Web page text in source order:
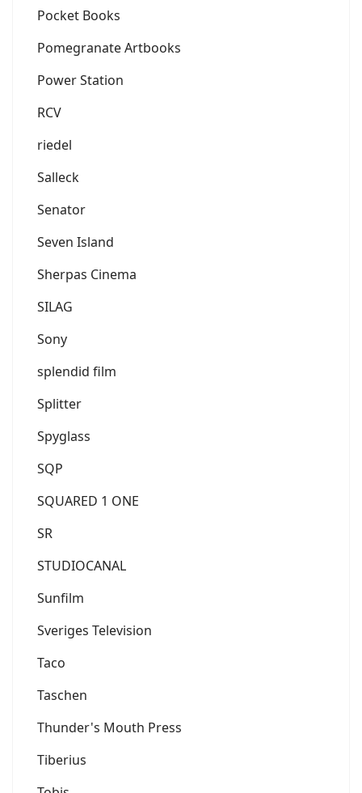
Pocket Books
Pomegranate Artbooks
Power Station
RCV
riedel
Salleck
Senator
Seven Island
Sherpas Cinema
SILAG
Sony
splendid film
Splitter
Spyglass
SQP
SQUARED 1 ONE
SR
STUDIOCANAL
Sunfilm
Sveriges Television
Taco
Taschen
Thunder's Mouth Press
Tiberius